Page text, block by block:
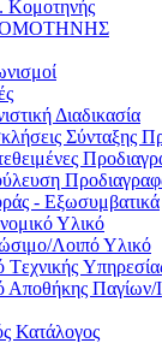
Διαδικασία
Σύνταξης
- Εξωσυμβατικά
Υλικό
Λοιπό Υλικό
Tεχνικής
Αποθήκης Παγίων/
Κατάλογος